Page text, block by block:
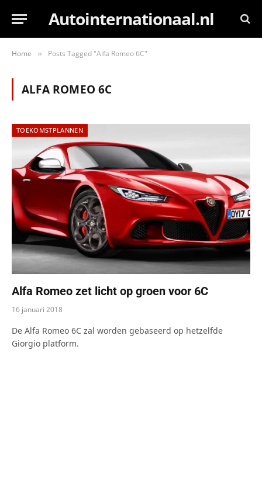
Autointernationaal.nl
Home » Posts Tagged "Alfa Romeo 6C"
ALFA ROMEO 6C
TOEKOMSTPLANNEN
Alfa Romeo zet licht op groen voor 6C
16 januari 2018
De Alfa Romeo 6C zal worden gebaseerd op hetzelfde
Giorgio platform.